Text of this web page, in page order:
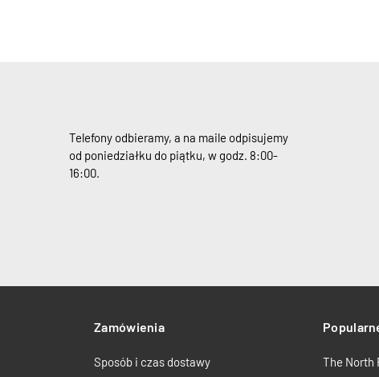
Telefony odbieramy, a na maile odpisujemy
od poniedziałku do piątku, w godz. 8:00-
16:00.
Zamówienia
Sposób i czas dostawy The North